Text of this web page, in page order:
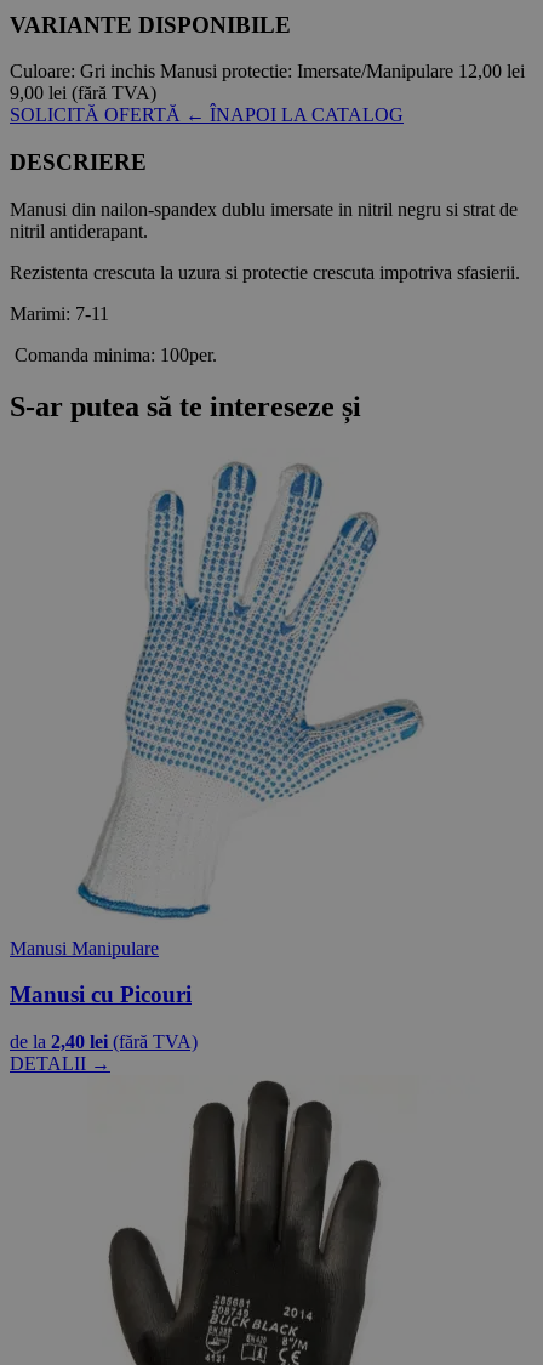
VARIANTE DISPONIBILE
Culoare: Gri inchis Manusi protectie: Imersate/Manipulare 12,00 lei
9,00 lei (fără TVA)
SOLICITĂ OFERTĂ ← ÎNAPOI LA CATALOG
DESCRIERE
Manusi din nailon-spandex dublu imersate in nitril negru si strat de
nitril antiderapant.
Rezistenta crescuta la uzura si protectie crescuta impotriva sfasierii.
Marimi: 7-11
Comanda minima: 100per.
S-ar putea să te intereseze și
Manusi Manipulare
Manusi cu Picouri
de la 2,40 lei (fără TVA)
DETALII →